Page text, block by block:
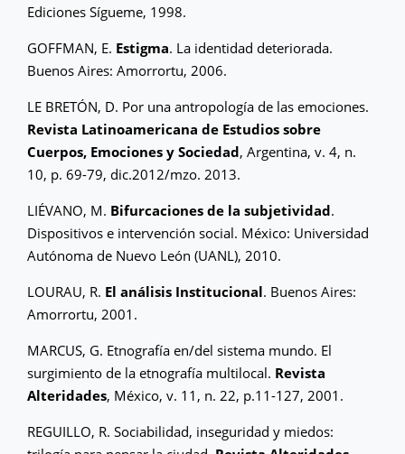
Ediciones Sígueme, 1998.
GOFFMAN, E. Estigma. La identidad deteriorada.
Buenos Aires: Amorrortu, 2006.
LE BRETÓN, D. Por una antropología de las emociones.
Revista Latinoamericana de Estudios sobre
Cuerpos, Emociones y Sociedad, Argentina, v. 4, n.
10, p. 69-79, dic.2012/mzo. 2013.
LIÉVANO, M. Bifurcaciones de la subjetividad.
Dispositivos e intervención social. México: Universidad
Autónoma de Nuevo León (UANL), 2010.
LOURAU, R. El análisis Institucional. Buenos Aires:
Amorrortu, 2001.
MARCUS, G. Etnografía en/del sistema mundo. El
surgimiento de la etnografía multilocal. Revista
Alteridades, México, v. 11, n. 22, p.11-127, 2001.
REGUILLO, R. Sociabilidad, inseguridad y miedos: